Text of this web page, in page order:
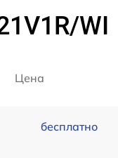
WI
Цена
бесплатно